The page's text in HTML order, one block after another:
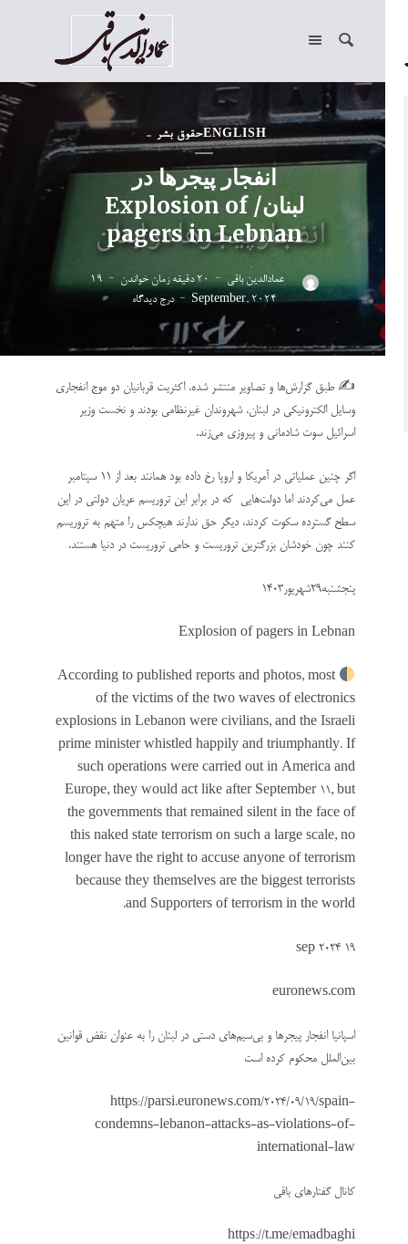
ENGLISHحقوق بشر
انفجار پیجرها در
لبنان/ Explosion of
pagers in Lebnan
عمادالدین باقی 20 دقیقه زمان خواندن
19
September, 2024
درج دیدگاه
✍️ طبق گزارش‌ها و تصاویر منتشر شده، اکثریت قربانیان دو موج انفجاری
وسایل الکترونیکی در لبنان، شهروندان غیرنظامی بودند و نخست وزیر
اسرائیل سوت شادمانی و پیروزی می‌زند.
اگر چنین عملیاتی در آمریکا و اروپا رخ داده بود همانند بعد از ۱۱ سپتامبر
عمل می‌کردند اما دولت‌هایی که در برابر این تروریسم عریان دولتی در این
سطح گسترده سکوت کردند، دیگر حق ندارند هیچکس را متهم به تروریسم
کنند چون خودشان بزرگترین تروریست و حامی تروریست در دنیا هستند.
پنجشنبه۲۹شهریور۱۴۰3
Explosion of pagers in Lebnan
According to published reports and photos, most
of the victims of the two waves of electronics
explosions in Lebanon were civilians, and the Israeli
prime minister whistled happily and triumphantly. If
such operations were carried out in America and
Europe, they would act like after September 11, but
the governments that remained silent in the face of
this naked state terrorism on such a large scale, no
longer have the right to accuse anyone of terrorism
because they themselves are the biggest terrorists
and Supporters of terrorism in the world.
19 sep 2024
euronews.com
اسپانیا انفجار پیجرها و بی‌سیم‌های دستی در لبنان را به عنوان نقض قوانین
بین‌الملل محکوم کرده است
https://parsi.euronews.com/2024/09/19/spain-
condemns-lebanon-attacks-as-violations-of-
international-law
کانال گفتارهای باقی
https://t.me/emadbaghi